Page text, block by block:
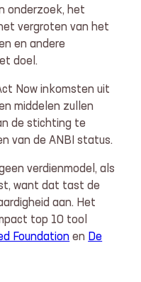
onderzoek, het
vergroten van het
en andere
doel.
Now inkomsten uit
middelen zullen
de stichting te
van de ANBI status.
verdienmodel, als
want dat tast de
aan. Het
top 10 tool
Foundation en De